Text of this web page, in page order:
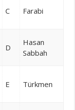
C Farabi
D
Hasan
Sabbah
E Türkmen